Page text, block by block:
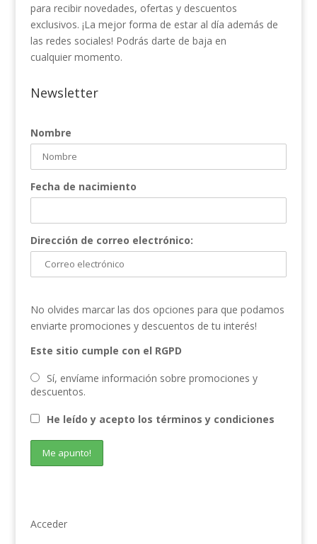
para recibir novedades, ofertas y descuentos
exclusivos. ¡La mejor forma de estar al día además de
las redes sociales! Podrás darte de baja en
cualquier momento.
Newsletter
Nombre
Fecha de nacimiento
Dirección de correo electrónico:
No olvides marcar las dos opciones para que podamos
enviarte promociones y descuentos de tu interés!
Este sitio cumple con el RGPD
Sí, envíame información sobre promociones y
descuentos.
He leído y acepto los términos y condiciones
Acceder